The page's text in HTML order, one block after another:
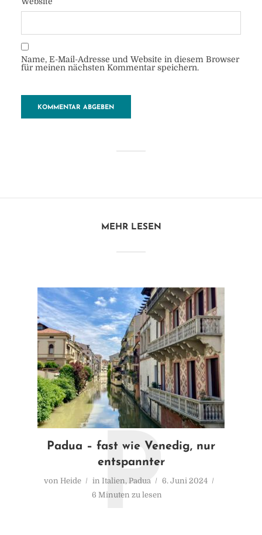
vonHeide 8. Dezember 2017
1 Minuten zu lesen
Name, E-Mail-Adresse und Website in diesem Browser
für meinen nächsten Kommentar speichern.
MEHR LESEN
Padua – fast wie Venedig, nur
entspannter
von Heide in Italien, Padua
6. Juni 2024
6 Minuten zu lesen
P